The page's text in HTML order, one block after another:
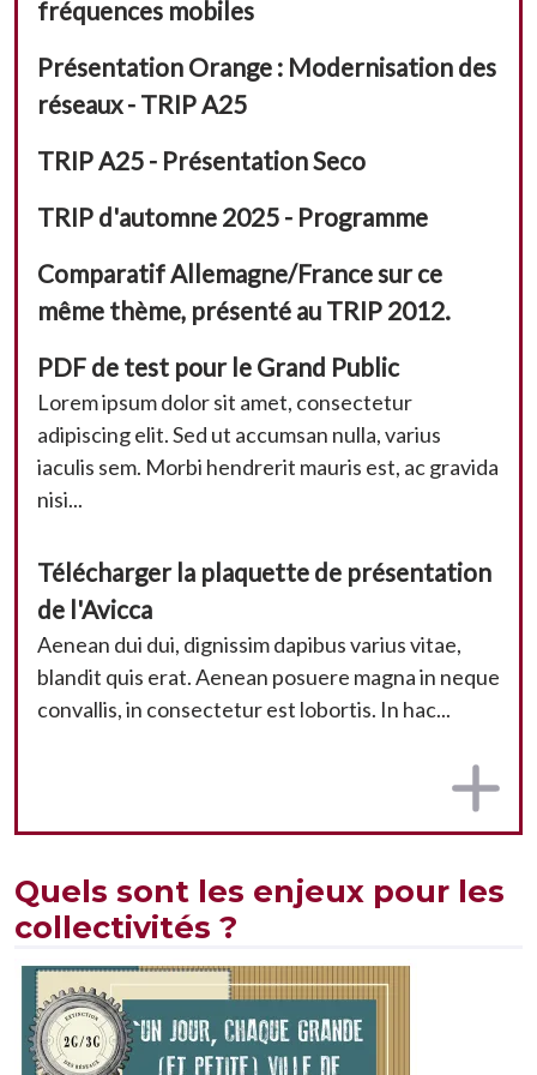
fréquences mobiles
Présentation Orange : Modernisation des
réseaux - TRIP A25
TRIP A25 - Présentation Seco
TRIP d'automne 2025 - Programme
Comparatif Allemagne/France sur ce
même thème, présenté au TRIP 2012.
PDF de test pour le Grand Public
Lorem ipsum dolor sit amet, consectetur
adipiscing elit. Sed ut accumsan nulla, varius
iaculis sem. Morbi hendrerit mauris est, ac gravida
nisi...
Télécharger la plaquette de présentation
de l'Avicca
Aenean dui dui, dignissim dapibus varius vitae,
blandit quis erat. Aenean posuere magna in neque
convallis, in consectetur est lobortis. In hac...
Quels sont les enjeux pour les
collectivités ?
Image